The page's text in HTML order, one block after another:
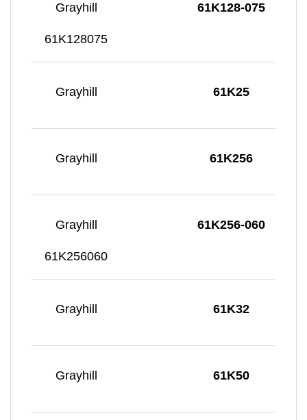
Grayhill 61K128-075
61K128075
Grayhill 61K25
Grayhill 61K256
Grayhill 61K256-060
61K256060
Grayhill 61K32
Grayhill 61K50